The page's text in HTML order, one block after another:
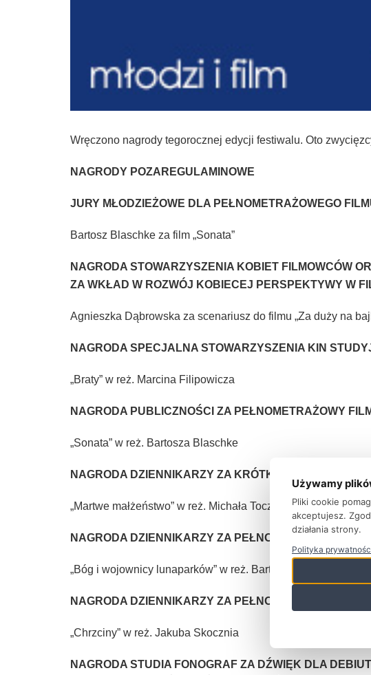
Wręczono nagrody tegorocznej edycji festiwalu. Oto
NAGRODY POZAREGULAMINOWE
JURY MŁODZIEŻOWE DLA PEŁNOMETRAŻOWEGO
Bartosz Blaschke za film „Sonata”
NAGRODA STOWARZYSZENIA KOBIET FILMOWCÓW
ZA WKŁAD W ROZWÓJ KOBIECEJ PERSPEKTYWY W
Agnieszka Dąbrowska za scenariusz do filmu „Za duży na
NAGRODA SPECJALNA STOWARZYSZENIA KIN
„Braty” w reż. Marcina Filipowicza
NAGRODA PUBLICZNOŚCI ZA PEŁNOMETRAŻOWY
„Sonata” w reż. Bartosza Blaschke
NAGRODA DZIENNIKARZY ZA KRÓTKOMETRAŻOWY
„Martwe małżeństwo” w reż. Michała Toczka
NAGRODA DZIENNIKARZY ZA PEŁNOMETRAŻOWY
„Bóg i wojownicy lunaparków” w reż. Bartłomieja Żmudy
NAGRODA DZIENNIKARZY ZA PEŁNOMETRAŻOWY
„Chrzciny” w reż. Jakuba Skocznia
NAGRODA STUDIA FONOGRAF ZA DŹWIĘK DLA
Używamy
Pliki cookie
akceptujesz.
działania strony.
Polityka